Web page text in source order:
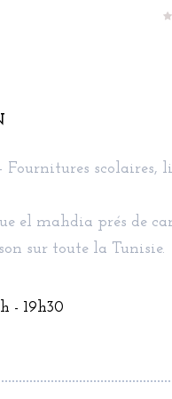
scolaires,
el mahdia prés de
sur toute la Tunisie.
- 19h30